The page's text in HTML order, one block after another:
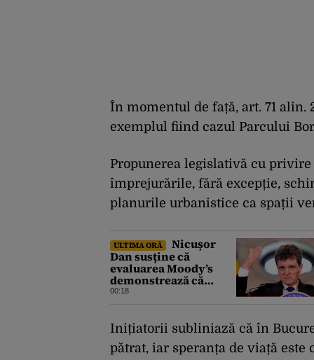
În momentul de față, art. 71
exemplul fiind cazul Parcului
Propunerea legislativă cu
împrejurările, fără excepție,
planurile urbanistice ca spații
ULTIMA ORĂ
Nicușor
Dan susține că
evaluarea Moody’s
demonstrează că
România a făcut pașii
investitorilor: „Totuși,
perspectiva rămâne
rezervată”
00:18
Inițiatorii subliniază că în
pătrat, iar speranța de viață